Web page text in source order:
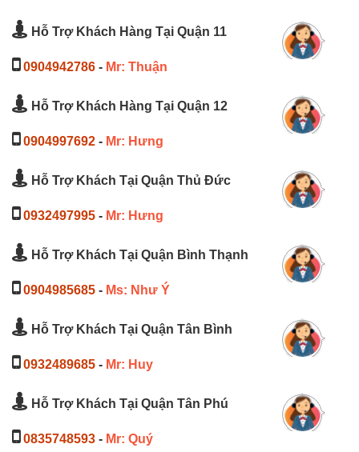
Hỗ Trợ Khách Hàng Tại Quận 11
0904942786 - Mr: Thuận
Hỗ Trợ Khách Hàng Tại Quận 12
0904997692 - Mr: Hưng
Hỗ Trợ Khách Tại Quận Thủ Đức
0932497995 - Mr: Hưng
Hỗ Trợ Khách Tại Quận Bình Thạnh
0904985685 - Ms: Như Ý
Hỗ Trợ Khách Tại Quận Tân Bình
0932489685 - Mr: Huy
Hỗ Trợ Khách Tại Quận Tân Phú
0835748593 - Mr: Quý